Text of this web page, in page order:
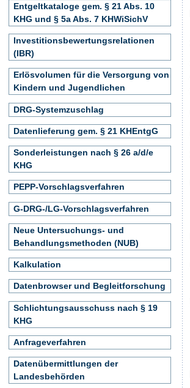
Entgeltkataloge gem. § 21 Abs. 10
KHG und § 5a Abs. 7 KHWiSichV
Investitionsbewertungsrelationen
(IBR)
Erlösvolumen für die Versorgung von
Kindern und Jugendlichen
DRG-Systemzuschlag
Datenlieferung gem. § 21 KHEntgG
Sonderleistungen nach § 26 a/d/e
KHG
PEPP-Vorschlagsverfahren
G-DRG-/LG-Vorschlagsverfahren
Neue Untersuchungs- und
Behandlungsmethoden (NUB)
Kalkulation
Datenbrowser und Begleitforschung
Schlichtungsausschuss nach § 19
KHG
Anfrageverfahren
Datenübermittlungen der
Landesbehörden